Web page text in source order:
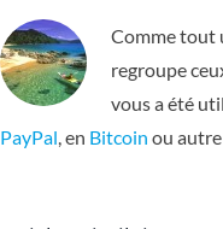
Comme tout
regroupe
vous a été
PayPal , en Bitcoin ou autre